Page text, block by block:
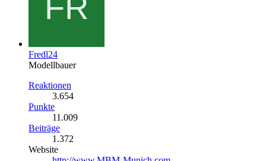
Fredl24
Modellbauer
Reaktionen
3.654
Punkte
11.009
Beiträge
1.372
Website